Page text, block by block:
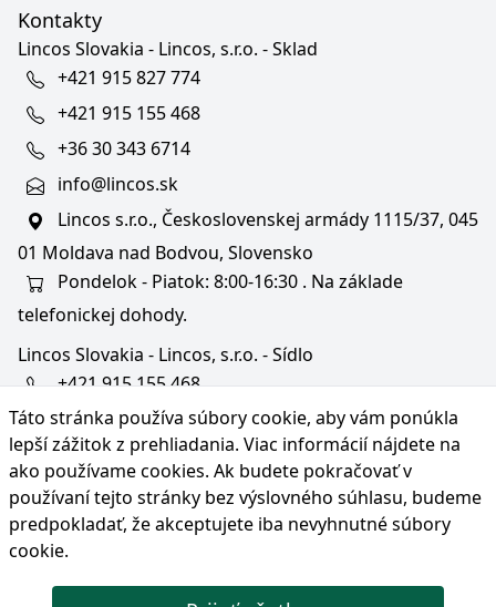
Táto stránka používa súbory cookie, aby vám ponúkla
lepší zážitok z prehliadania. Viac informácií nájdete na
ako používame cookies. Ak budete pokračovať v
používaní tejto stránky bez výslovného súhlasu, budeme
predpokladať, že akceptujete iba nevyhnutné súbory
cookie.
Kontakty
Lincos Slovakia - Lincos, s.r.o. - Sklad
+421 915 827 774
+421 915 155 468
+36 30 343 6714
info@lincos.sk
Lincos s.r.o., Československej armády 1115/37, 045
01 Moldava nad Bodvou, Slovensko
Pondelok - Piatok: 8:00-16:30 . Na základe
telefonickej dohody.
Lincos Slovakia - Lincos, s.r.o. - Sídlo
+421 915 155 468
+36/30 343 6714
bratislava@lincos.sk
Lincos s.r.o., Rustaveliho 4, 831 06 Bratislava - m. č.
Rača, Slovensko
Iba sídlo firmy